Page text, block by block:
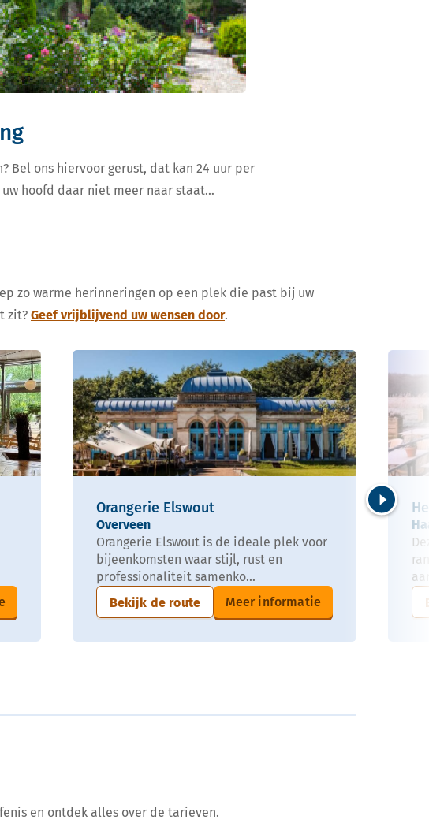
Bel ons hiervoor gerust, dat kan 24 uur per
hoofd daar niet meer naar staat…
zo warme herinneringen op een plek die past bij uw
zit? Geef vrijblijvend uw wensen door.
Orangerie Elswout
Overveen
Orangerie Elswout is de ideale plek voor
bijeenkomsten waar stijl, rust en
professionaliteit samenko...
Bekijk de route
Meer informatie
Volgende
en ontdek alles over de tarieven.